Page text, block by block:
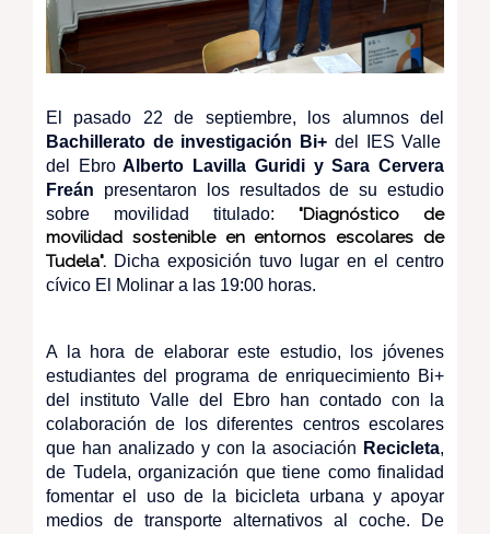
El pasado 22 de septiembre, los alumnos del
Bachillerato de investigación Bi+ del IES Valle
del EbroAlberto Lavilla Guridi y Sara Cervera
Freán presentaron los resultados de su estudio
sobre movilidad titulado: "Diagnóstico de
movilidad sostenible en entornos escolares de
Tudela". Dicha exposición tuvo lugar en el centro
cívico El Molinar a las 19:00 horas.
A la hora de elaborar este estudio, los jóvenes
estudiantes del programa de enriquecimiento Bi+
del instituto Valle del Ebro han contado con la
colaboración de los diferentes centros escolares
que han analizado y con la asociación Recicleta,
de Tudela, organización que tiene como finalidad
fomentar el uso de la bicicleta urbana y apoyar
medios de transporte alternativos al coche. De